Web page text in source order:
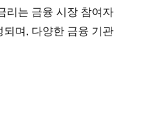
리는 금융 시장 참여자
며, 다양한 금융 기관